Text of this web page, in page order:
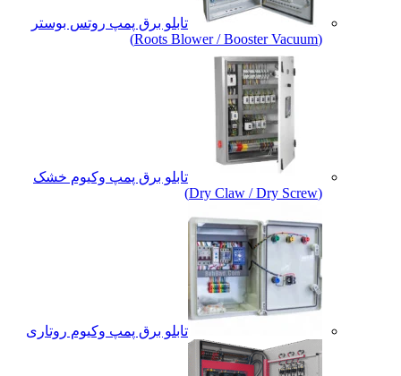
تابلو برق پمپ روتس بوستر
(Roots Blower / Booster Vacuum)
تابلو برق پمپ وکیوم خشک
(Dry Claw / Dry Screw)
تابلو برق پمپ وکیوم روتاری